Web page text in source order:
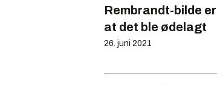
Rembrandt-bilde
at det ble ødelagt
26. juni 2021